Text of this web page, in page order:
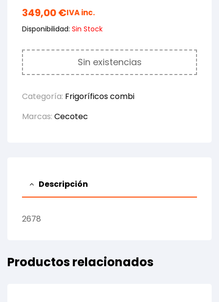
349,00€IVA inc.
Disponibilidad: Sin Stock
Sin existencias
Categoría: Frigoríficos combi
Marcas: Cecotec
Descripción
2678
Productos relacionados